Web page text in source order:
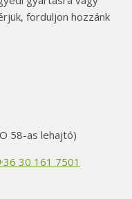
forduljon hozzánk
58-as lehajtó)
30 161 7501